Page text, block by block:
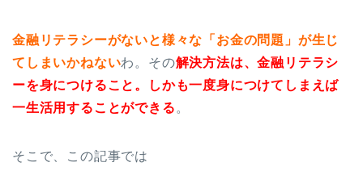
金融リテラシーがないと様々な「お金の問題」が生じ
てしまいかねないわ。その解決方法は、金融リテラシ
ーを身につけること。しかも一度身につけてしまえば
一生活用することができる 。
そこで、この記事では